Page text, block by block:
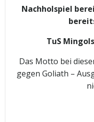
Nachholspiel
TuS
Das Motto bei
gegen Goliath –